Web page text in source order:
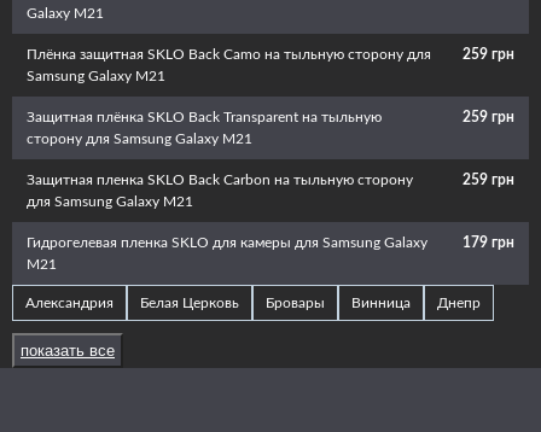
Galaxy M21
Плёнка защитная SKLO Back Camo на тыльную сторону для
Samsung Galaxy M21
259 грн
Защитная плёнка SKLO Back Transparent на тыльную
сторону для Samsung Galaxy M21
259 грн
Защитная пленка SKLO Back Carbon на тыльную сторону
для Samsung Galaxy M21
259 грн
Гидрогелевая пленка SKLO для камеры для Samsung Galaxy
M21
179 грн
Александрия Белая Церковь Бровары Винница Днепр
Житомир Запорожье
показать все